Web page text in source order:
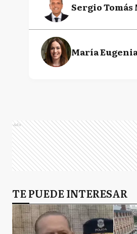
Sergio Tomás
María
Ads
TE PUEDE INTERESAR